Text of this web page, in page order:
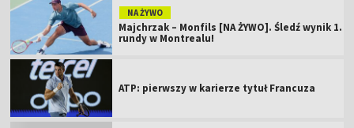
NA ŻYWO
Majchrzak – Monfils [NA ŻYWO]. Śledź wynik 1.
rundy w Montrealu!
ATP: pierwszy w karierze tytuł Francuza